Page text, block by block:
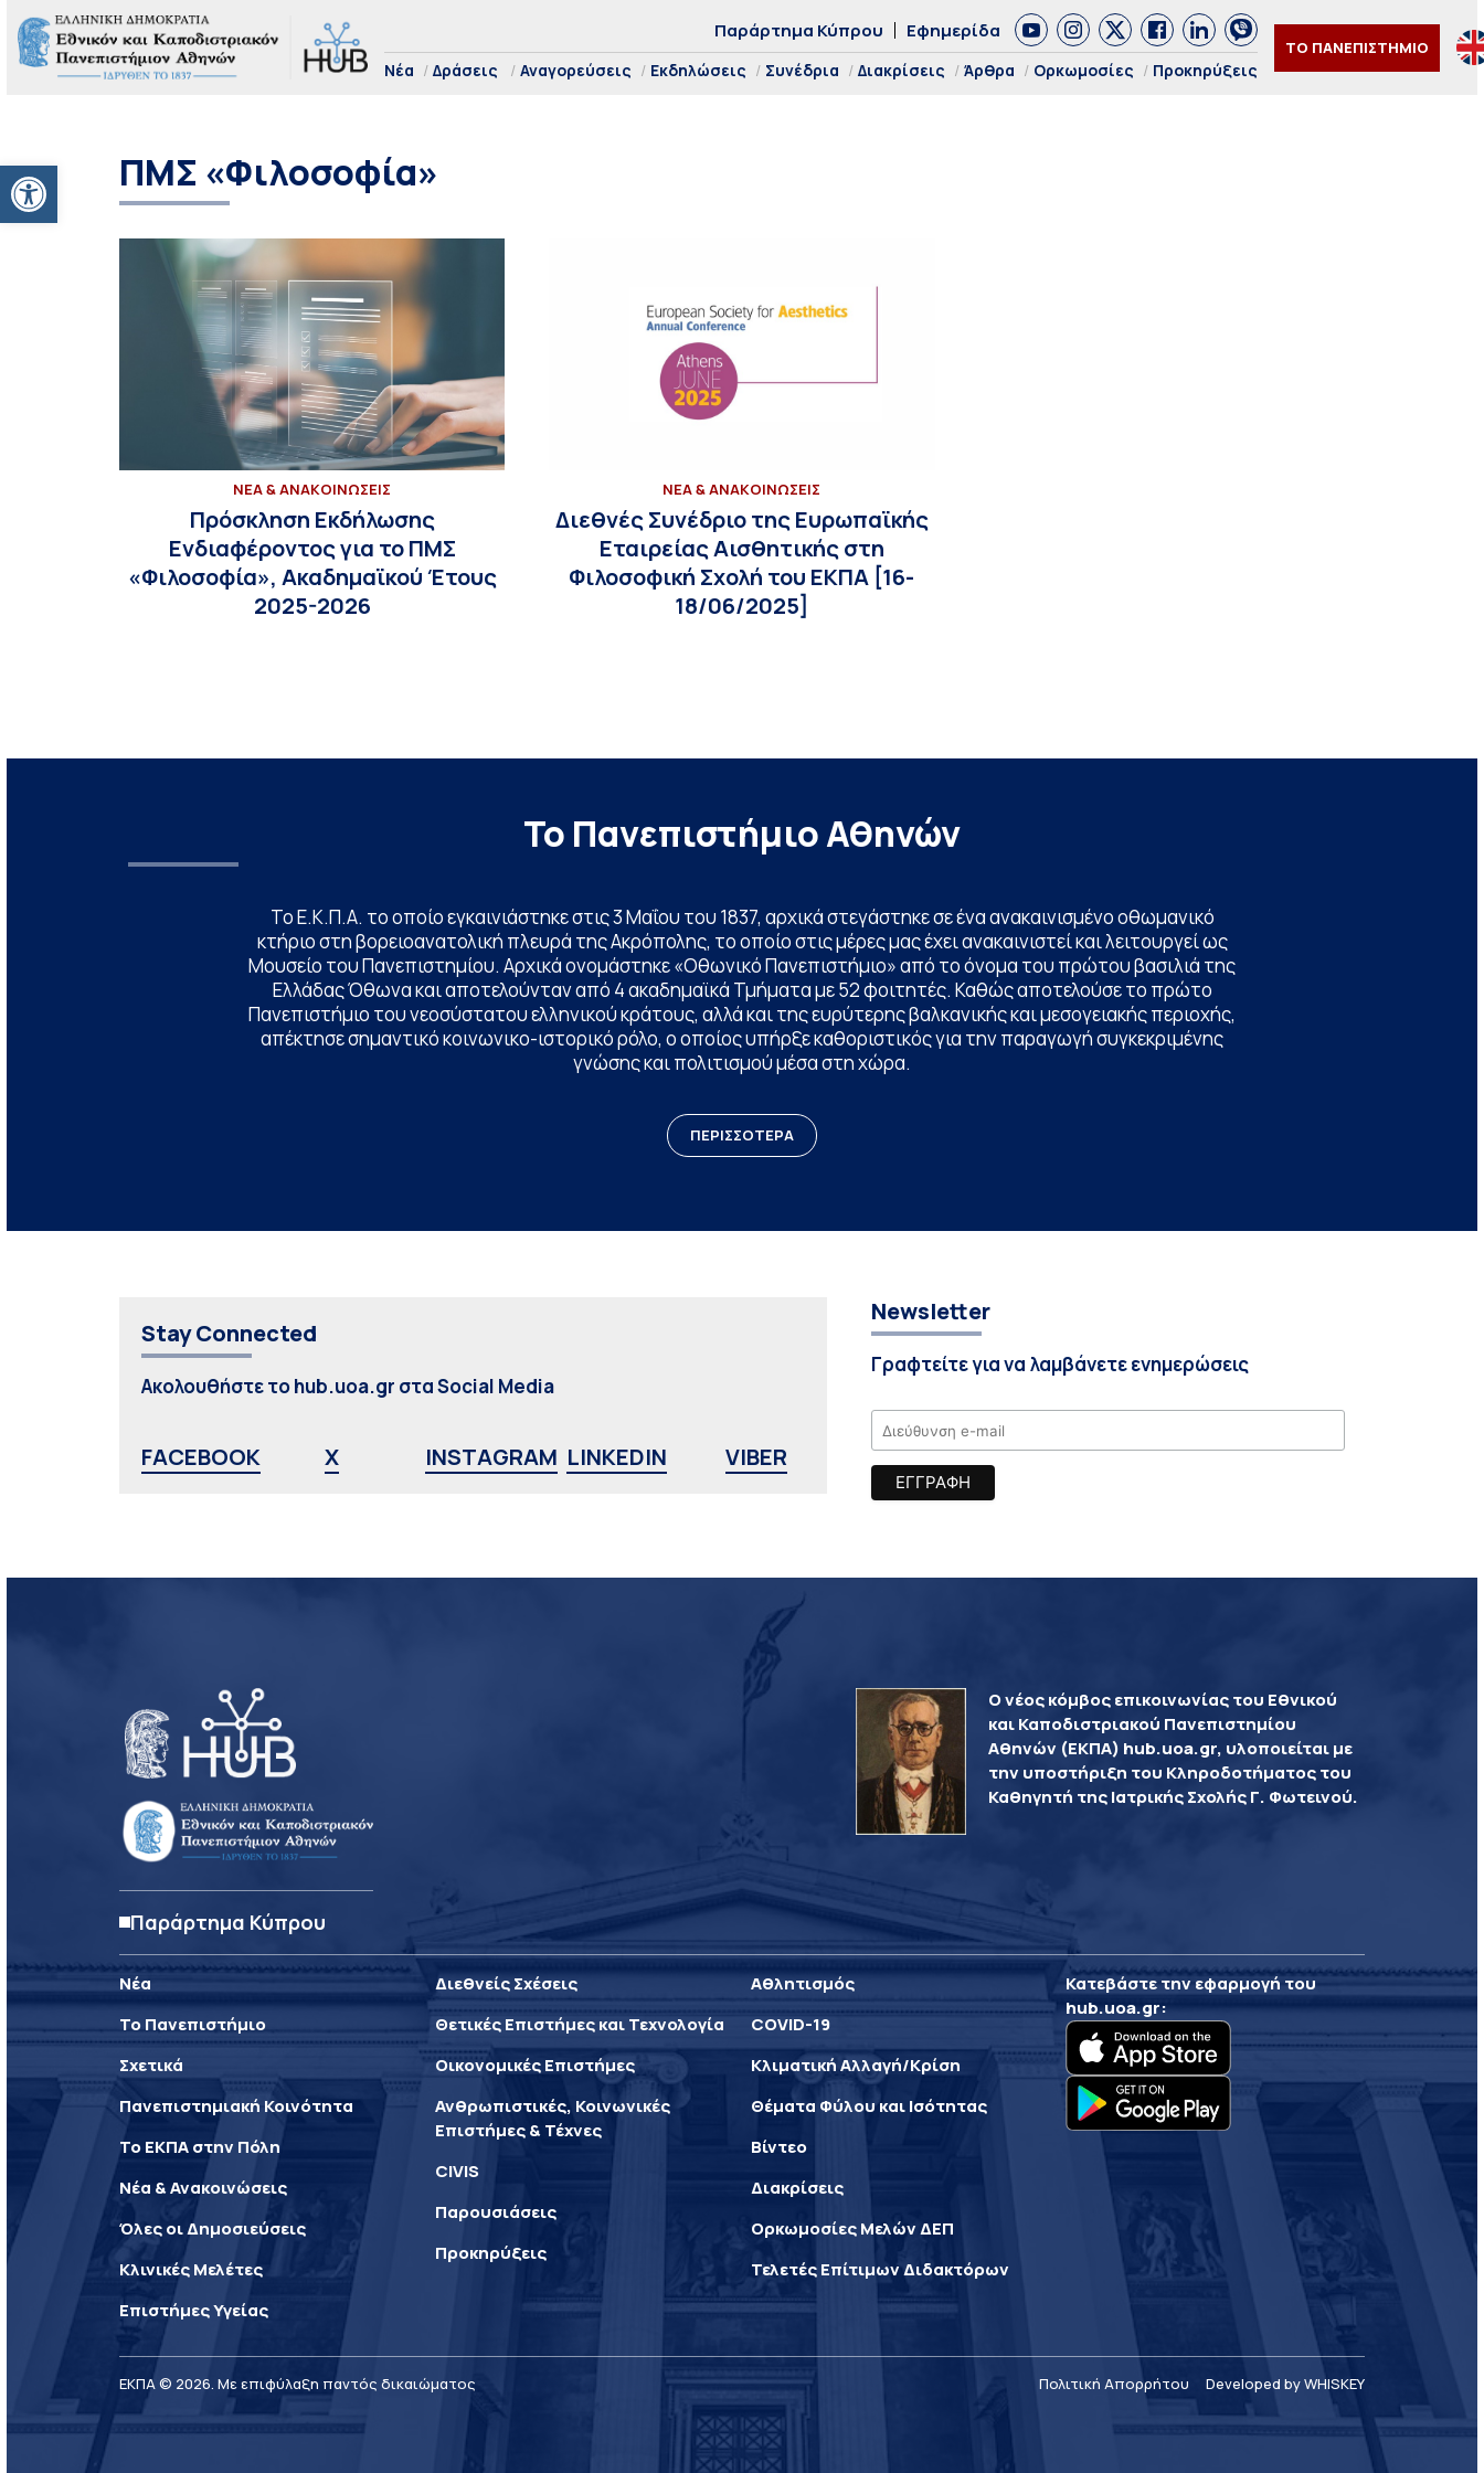
Ανοίξτε τη γραμμή εργαλείων
Παράρτημα Κύπρου Εφημερίδα
Νέα Δράσεις Αναγορεύσεις Εκδηλώσεις Συνέδρια Διακρίσεις Άρθρα Ορκωμοσίες Προκηρύξεις
ΤΟ ΠΑΝΕΠΙΣΤΗΜΙΟ
ΠΜΣ «Φιλοσοφία»
ΝΕΑ & ΑΝΑΚΟΙΝΩΣΕΙΣ
Πρόσκληση Εκδήλωσης
Ενδιαφέροντος για το ΠΜΣ
«Φιλοσοφία», Ακαδημαϊκού Έτους
2025-2026
ΝΕΑ & ΑΝΑΚΟΙΝΩΣΕΙΣ
Διεθνές Συνέδριο της Ευρωπαϊκής
Εταιρείας Αισθητικής στη
Φιλοσοφική Σχολή του ΕΚΠΑ [16-
18/06/2025]
Το Πανεπιστήμιο Αθηνών
Το Ε.Κ.Π.Α. το οποίο εγκαινιάστηκε στις 3 Μαΐου του 1837, αρχικά στεγάστηκε σε ένα ανακαινισμένο οθωμανικό
κτήριο στη βορειοανατολική πλευρά της Ακρόπολης, το οποίο στις μέρες μας έχει ανακαινιστεί και λειτουργεί ως
Μουσείο του Πανεπιστημίου. Αρχικά ονομάστηκε «Οθωνικό Πανεπιστήμιο» από το όνομα του πρώτου βασιλιά της
Ελλάδας Όθωνα και αποτελούνταν από 4 ακαδημαϊκά Τμήματα με 52 φοιτητές. Καθώς αποτελούσε το πρώτο
Πανεπιστήμιο του νεοσύστατου ελληνικού κράτους, αλλά και της ευρύτερης βαλκανικής και μεσογειακής περιοχής,
απέκτησε σημαντικό κοινωνικο-ιστορικό ρόλο, ο οποίος υπήρξε καθοριστικός για την παραγωγή συγκεκριμένης
γνώσης και πολιτισμού μέσα στη χώρα.
ΠΕΡΙΣΣΟΤΕΡΑ
Stay Connected
Ακολουθήστε το hub.uoa.gr στα Social Media
FACEBOOK X INSTAGRAM LINKEDIN VIBER
Newsletter
Γραφτείτε για να λαμβάνετε ενημερώσεις
Παράρτημα Κύπρου
Ο νέος κόμβος επικοινωνίας του Εθνικού
και Καποδιστριακού Πανεπιστημίου
Αθηνών (ΕΚΠΑ) hub.uoa.gr, υλοποιείται με
την υποστήριξη του Κληροδοτήματος του
Καθηγητή της Ιατρικής Σχολής Γ. Φωτεινού.
Νέα
Το Πανεπιστήμιο
Σχετικά
Πανεπιστημιακή Κοινότητα
Το ΕΚΠΑ στην Πόλη
Νέα & Ανακοινώσεις
Όλες οι Δημοσιεύσεις
Κλινικές Μελέτες
Επιστήμες Υγείας
Διεθνείς Σχέσεις
Θετικές Επιστήμες και Τεχνολογία
Οικονομικές Επιστήμες
Ανθρωπιστικές, Κοινωνικές
Επιστήμες & Τέχνες
CIVIS
Παρουσιάσεις
Προκηρύξεις
Αθλητισμός
COVID-19
Κλιματική Αλλαγή/Κρίση
Θέματα Φύλου και Ισότητας
Βίντεο
Διακρίσεις
Ορκωμοσίες Μελών ΔΕΠ
Τελετές Επίτιμων Διδακτόρων
Κατεβάστε την εφαρμογή του
hub.uoa.gr:
ΕΚΠΑ © 2026. Με επιφύλαξη παντός δικαιώματος Πολιτική Απορρήτου Developed by WHISKEY